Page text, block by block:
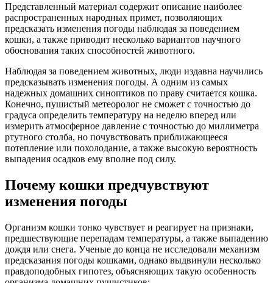
Представленный материал содержит описание наиболее
распространенных народных примет, позволяющих
предсказать изменения погоды наблюдая за поведением
кошки, а также приводит несколько вариантов научного
обоснования таких способностей животного.
Наблюдая за поведением животных, люди издавна научились
предсказывать изменения погоды. А одним из самых
надежных домашних синоптиков по праву считается кошка.
Конечно, пушистый метеоролог не сможет с точностью до
градуса определить температуру на неделю вперед или
измерить атмосферное давление с точностью до миллиметра
ртутного столба, но почувствовать приближающееся
потепление или похолодание, а также высокую вероятность
выпадения осадков ему вполне под силу.
Почему кошки предчувствуют
изменения погоды
Организм кошки тонко чувствует и реагирует на признаки,
предшествующие перепадам температуры, а также выпадению
дождя или снега. Ученые до конца не исследовали механизм
предсказания погоды кошками, однако выдвинули несколько
правдоподобных гипотез, объясняющих такую особенность